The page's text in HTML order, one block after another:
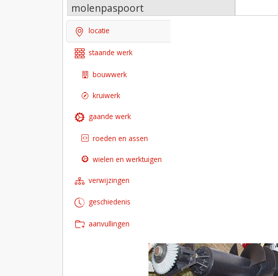
molenpaspoort
locatie
staande werk
bouwwerk
kruiwerk
gaande werk
roeden en assen
wielen en werktuigen
verwijzingen
geschiedenis
aanvullingen